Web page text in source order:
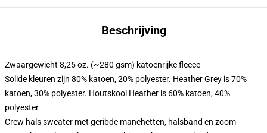
Beschrijving
Zwaargewicht 8,25 oz. (~280 gsm) katoenrijke fleece
Solide kleuren zijn 80% katoen, 20% polyester. Heather Grey is 70%
katoen, 30% polyester. Houtskool Heather is 60% katoen, 40%
polyester
Crew hals sweater met geribde manchetten, halsband en zoom